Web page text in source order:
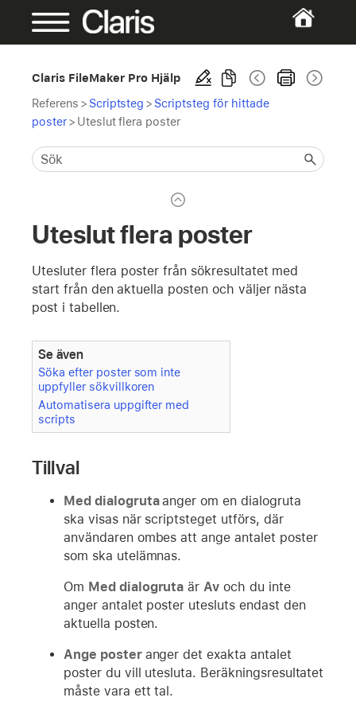
Claris FileMaker Pro Hjälp
Referens > Scriptsteg > Scriptsteg för hittade
poster> Uteslut flera poster
Uteslut flera poster
Utesluter flera poster från sökresultatet med
start från den aktuella posten och väljer nästa
post i tabellen.
Se även
Söka efter poster som inte
uppfyller sökvillkoren
Automatisera uppgifter med
scripts
Tillval
Med dialogrutaanger om en dialogruta
ska visas när scriptsteget utförs, där
användaren ombes att ange antalet poster
som ska utelämnas.
Om Med dialogruta ärAv och du inte
anger antalet poster utesluts endast den
aktuella posten.
Ange poster anger det exakta antalet
poster du vill utesluta. Beräkningsresultatet
måste vara ett tal.